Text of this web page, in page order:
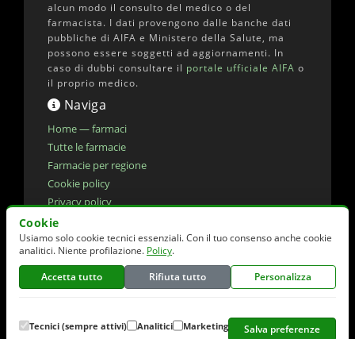
alcun modo il consulto del medico o del
farmacista. I dati provengono dalle banche dati
pubbliche di AIFA e Ministero della Salute, ma
possono essere soggetti ad aggiornamenti. In
caso di dubbi consultare il portale ufficiale AIFA o
il proprio medico.
Naviga
Home — farmaci
Tutte le farmacie
Farmacie per regione
Cookie policy
Privacy policy
Dichiarazione di accessibilita'
Preferenze cookie
© 2026 elencofarmaci.it | Dati farmaci:AIFA
Salute(CC-BY 4.0)
Cookie
Usiamo solo cookie tecnici essenziali. Con il tuo consenso anche cookie
analitici. Niente profilazione. Policy.
Accetta tutto
Rifiuta tutto Personalizza
Tecnici (sempre attivi) Analitici Marketing Salva preferenze